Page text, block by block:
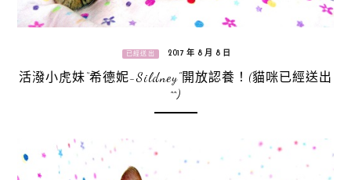
已經送出 2017 年 8 月 8 日
活潑小虎妹“希德妮-Sildney”開放認養！(貓咪已經送出
^^)